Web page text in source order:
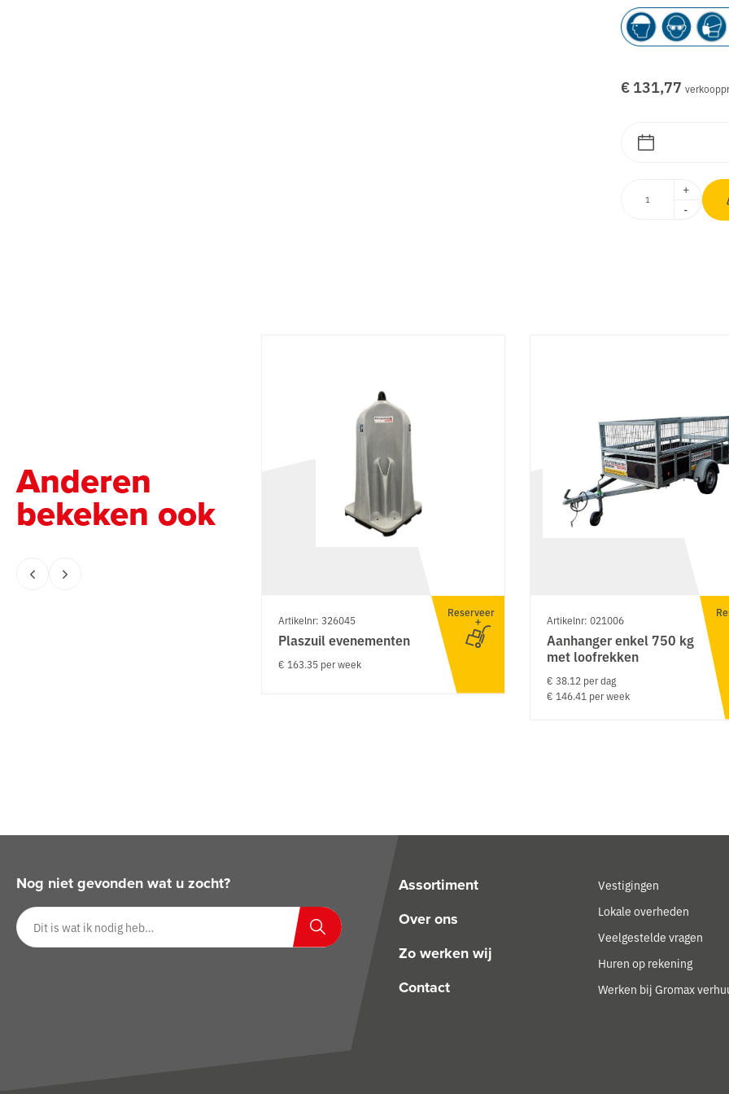
€ 131,77
+
-
Anderen
bekeken ook
Artikelnr: 326045
Plaszuil evenementen
€ 163.35 per week
Reserveer
Artikelnr: 021006
Aanhanger enkel 750 kg
met loofrekken
€ 38.12 per dag
€ 146.41 per week
Nog niet gevonden wat u zocht?
Zoeken op website
Zoeken
Assortiment
Over ons
Zo werken wij
Contact
Vestigingen
Lokale overheden
Veelgestelde vragen
Huren op rekening
Werken bij Gromax